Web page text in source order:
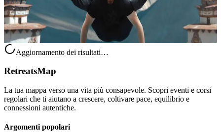
Su richiesta
Budhanilkantha, Niger
Aggiornamento dei risultati…
RetreatsMap
La tua mappa verso una vita più consapevole. Scopri eventi e corsi
regolari che ti aiutano a crescere, coltivare pace, equilibrio e
connessioni autentiche.
Argomenti popolari